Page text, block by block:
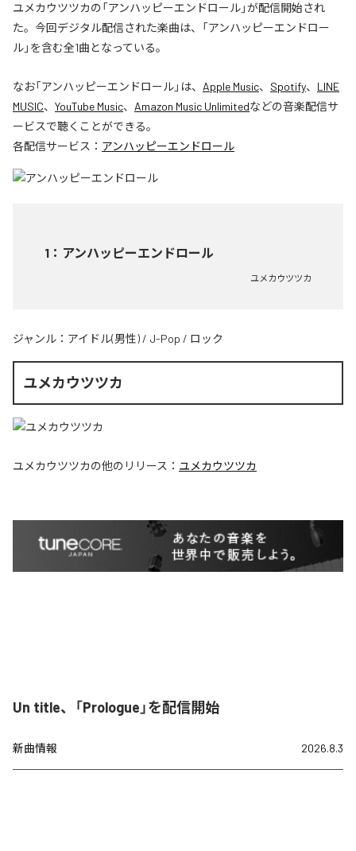
ユメカウツツカの「アンハッピーエンドロール」が配信開始され
た。今回デジタル配信された楽曲は、「アンハッピーエンドロー
ル」を含む全1曲となっている。
なお「アンハッピーエンドロール」は、 Apple Music、 Spotify、 LINE
MUSIC、 YouTube Music、 Amazon Music Unlimitedなどの音楽配信サ
ービスで聴くことができる。
各配信サービス： アンハッピーエンドロール
1 ： アンハッピーエンドロール
ユメカウツツカ
ジャンル： アイドル(男性) / J-Pop / ロック
ユメカウツツカ
ユメカウツツカの他のリリース： ユメカウツツカ
Un title、「Prologue」を配信開始
新曲情報 2026.8.3